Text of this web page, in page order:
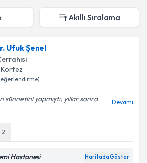
Akıllı Sıralama
Ufuk Şenel
Körfez
sünnetini yapmıştı, yıllar sonra
Devamı
2
Hastanesi Haritada Göster